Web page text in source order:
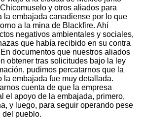
y otros aliados para
la embajada canadiense por lo que
a la mina de Blackfire. Ahí
negativos ambientales y sociales,
que había recibido en su contra
documentos que nuestros aliados
obtener tras solicitudes bajo la ley
pudimos percatarnos que la
la embajada fue muy detallada.
cuenta de que la empresa
el apoyo de la embajada, primero,
y luego, para seguir operando pese
pueblo.